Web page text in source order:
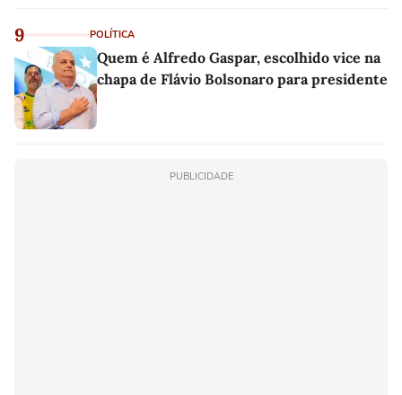
9 POLÍTICA
Quem é Alfredo Gaspar, escolhido vice na
chapa de Flávio Bolsonaro para presidente
PUBLICIDADE